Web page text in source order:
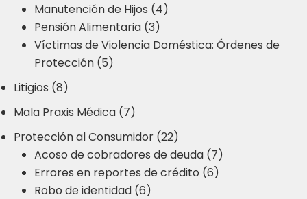
Manutención de Hijos (4)
Pensión Alimentaria (3)
Víctimas de Violencia Doméstica: Órdenes de
Protección (5)
Litigios (8)
Mala Praxis Médica (7)
Protección al Consumidor (22)
Acoso de cobradores de deuda (7)
Errores en reportes de crédito (6)
Robo de identidad (6)